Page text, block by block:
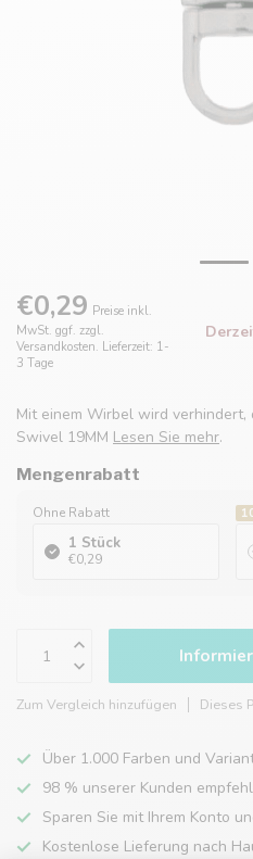
€0,29 Preise inkl.
MwSt. ggf. zzgl.
Versandkosten. Lieferzeit: 1-
3 Tage
Mit einem Wirbel wird verhindert,
Swivel 19MM Lesen Sie mehr.
Mengenrabatt
Ohne Rabatt
1 Stück
€0,29
Zum Vergleich hinzufügen Dieses
Über 1.000 Farben und
98 % unserer Kunden
Sparen Sie mit Ihrem Konto
Kostenlose Lieferung nach